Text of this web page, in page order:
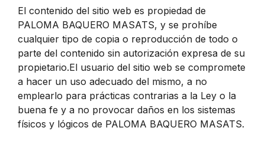
El contenido del sitio web es propiedad de
PALOMA BAQUERO MASATS, y se prohíbe
cualquier tipo de copia o reproducción de todo o
parte del contenido sin autorización expresa de su
propietario.El usuario del sitio web se compromete
a hacer un uso adecuado del mismo, a no
emplearlo para prácticas contrarias a la Ley o la
buena fe y a no provocar daños en los sistemas
físicos y lógicos de PALOMA BAQUERO MASATS.